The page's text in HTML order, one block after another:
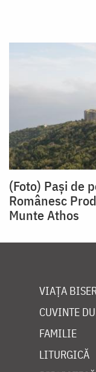
(Foto) Pași de
Românesc
Munte Athos
VIAȚA
CUVINTE
FAMILIE
LITURGICĂ